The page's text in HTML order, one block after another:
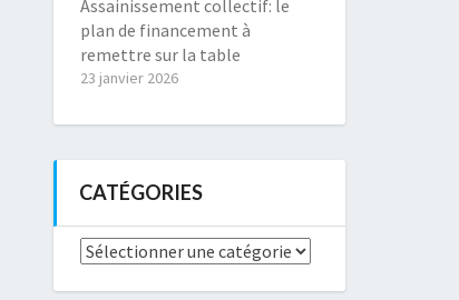
Assainissement collectif: le
plan de financement à
remettre sur la table
23 janvier 2026
CATÉGORIES
Catégories